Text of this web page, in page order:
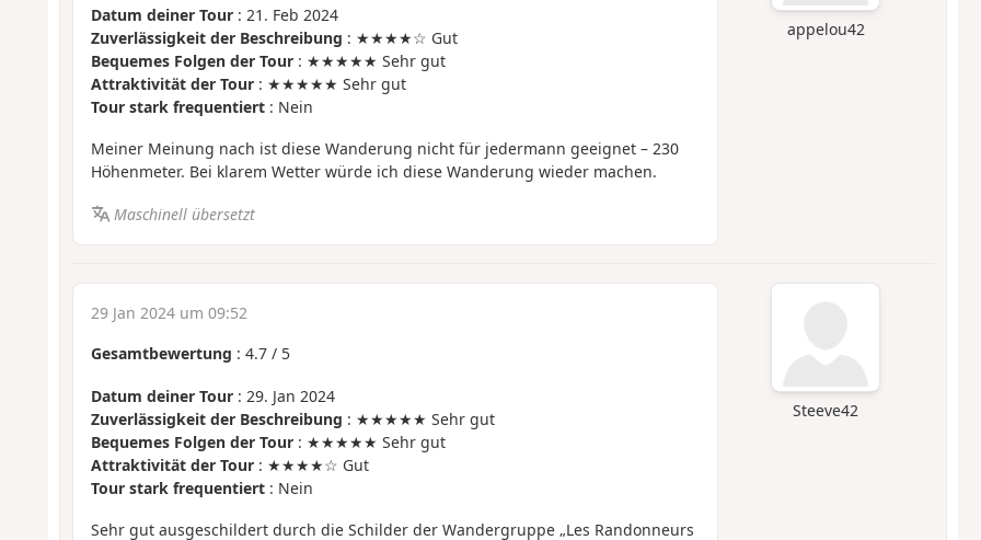
appelou42
Datum deiner Tour: 21. Feb 2024
Zuverlässigkeit der Beschreibung : ★★★★☆ Gut
Bequemes Folgen der Tour: ★★★★★ Sehr gut
Attraktivität der Tour: ★★★★★ Sehr gut
Tour stark frequentiert: Nein
Meiner Meinung nach ist diese Wanderung nicht für jedermann geeignet – 230
Höhenmeter. Bei klarem Wetter würde ich diese Wanderung wieder machen.
Maschinell übersetzt
Steeve42
29 Jan 2024 um 09:52
Gesamtbewertung : 4.7/ 5
Datum deiner Tour: 29. Jan 2024
Zuverlässigkeit der Beschreibung : ★★★★★ Sehr gut
Bequemes Folgen der Tour: ★★★★★ Sehr gut
Attraktivität der Tour: ★★★★☆ Gut
Tour stark frequentiert: Nein
Sehr gut ausgeschildert durch die Schilder der Wandergruppe „Les Randonneurs